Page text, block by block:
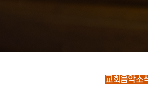
교회음악소